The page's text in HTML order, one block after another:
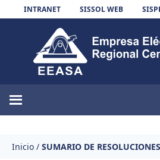
Skip to content
INTRANET SISSOL WEB
EEASA
Inicio / SUMARIO DE